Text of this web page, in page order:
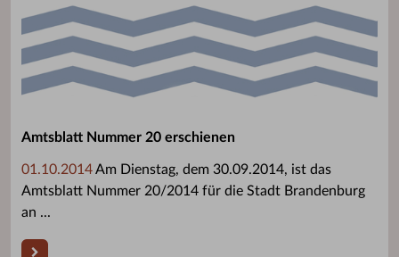
Amtsblatt Nummer 20 erschienen
01.10.2014Am Dienstag, dem 30.09.2014, ist das
Amtsblatt Nummer 20/2014 für die Stadt Brandenburg
an ...